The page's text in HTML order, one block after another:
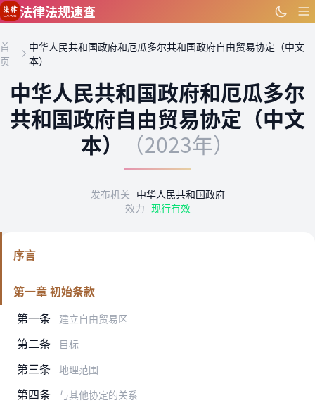
跳到主要内容
法律法规速查
首
页
中华人民共和国政府和厄瓜多尔共和国政府自由贸易协定（中文
本）
中华人民共和国政府和厄瓜多尔
共和国政府自由贸易协定（中文
本）
（2023年）
发布机关 中华人民共和国政府
效力 现行有效
序言
第一章 初始条款
第一条
建立自由贸易区
第二条 目标
第三条 地理范围
第四条 与其他协定的关系